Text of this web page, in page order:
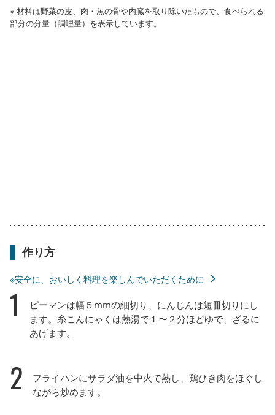
※ 材料は野菜の皮、肉・魚の骨や内臓を取り除いたもので、食べられる
部分の分量（調理量）を表示しています。
作り方
※安全に、おいしく料理を楽しんでいただくために
1
ピーマンは幅５mmの細切り、にんじんは短冊切りにし
ます。糸こんにゃくは熱湯で１〜２分ほどゆで、ざるに
あげます。
2
フライパンにサラダ油を中火で熱し、鶏ひき肉をほぐし
ながら炒めます。